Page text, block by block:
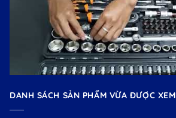
DANH SÁCH SẢN PHẨM VỪA ĐƯỢC XEM